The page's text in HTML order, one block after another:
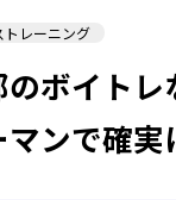
トレーニング
のボイトレ
ンで確実